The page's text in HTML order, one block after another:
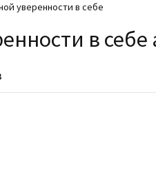
уверенности в себе
в